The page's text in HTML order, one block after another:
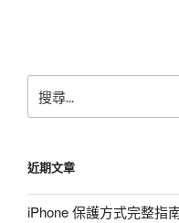
尋
字:
近期文章
iPhone 保護方式完整指